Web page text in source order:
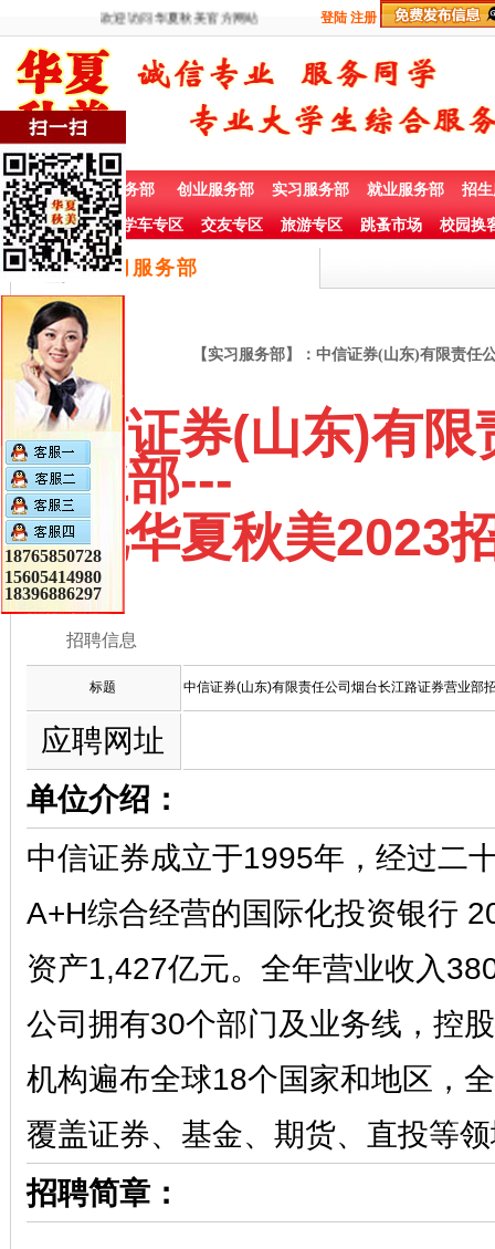
欢迎访问华夏秋美官方网站 登陆 注册
首 页 兼职服务部 创业服务部 实习服务部 就业服务部 招
社团赞助专栏 学车专区 交友专区 旅游专区 跳蚤市场 校园换
实习服务部
【实习服务部】：中信证券(山东)有限责
中信证券(山东)有
营业部---
委托华夏秋美2023
招聘信息
标题 中信证券(山东)有限责任公司烟台长江路证券营业部
应聘网址
单位介绍：
中信证券成立于1995年，经过二
A+H综合经营的国际化投资银行
资产1,427亿元。全年营业收入
公司拥有30个部门及业务线，控
机构遍布全球18个国家和地区，
覆盖证券、基金、期货、直投等
招聘简章：
18765850728
15605414980
18396886297